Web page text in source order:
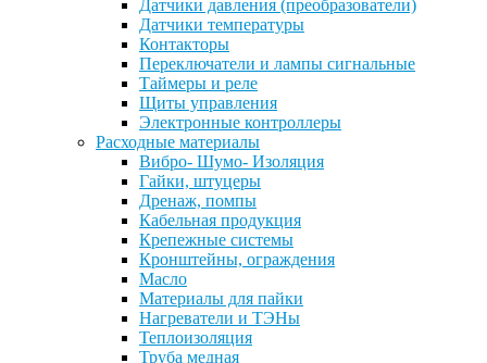
Датчики давления (преобразователи)
Датчики температуры
Контакторы
Переключатели и лампы сигнальные
Таймеры и реле
Щиты управления
Электронные контроллеры
Расходные материалы
Вибро- Шумо- Изоляция
Гайки, штуцеры
Дренаж, помпы
Кабельная продукция
Крепежные системы
Кронштейны, ограждения
Масло
Материалы для пайки
Нагреватели и ТЭНы
Теплоизоляция
Труба медная